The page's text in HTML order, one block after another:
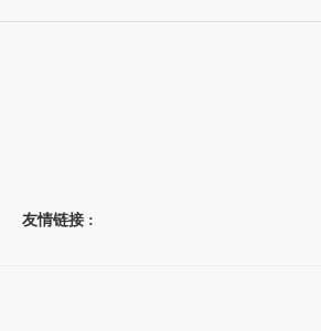
友情链接 :